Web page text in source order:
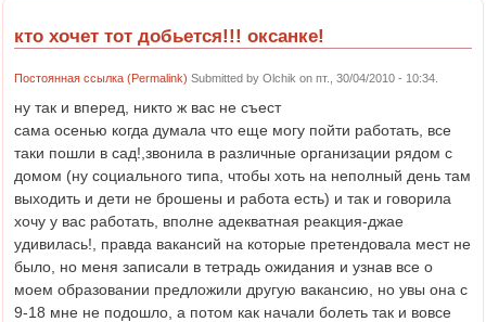
кто хочет тот добьется!!! оксанке!
Постоянная ссылка (Permalink) Submitted by Olchik on пт., 30/04/2010 - 10:34.
ну так и вперед, никто ж вас не съест
сама осенью когда думала что еще могу пойти работать, все
таки пошли в сад!,звонила в различные организации рядом с
домом (ну социального типа, чтобы хоть на неполный день там
выходить и дети не брошены и работа есть) и так и говорила
хочу у вас работать, вполне адекватная реакция-джае
удивилась!, правда вакансий на которые претендовала мест не
было, но меня записали в тетрадь ожидания и узнав все о
моем образовании предложили другую вакансию, но увы она с
9-18 мне не подошло, а потом как начали болеть так и вовсе